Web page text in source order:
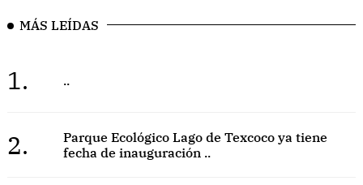
MÁS LEÍDAS
1. ..
2.
Parque Ecológico Lago de Texcoco ya tiene
fecha de inauguración ..